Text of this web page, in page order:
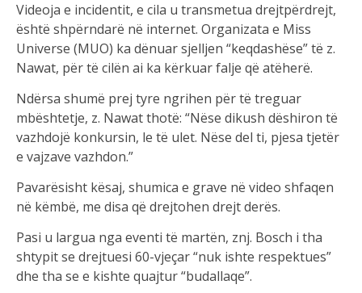
Videoja e incidentit, e cila u transmetua drejtpërdrejt,
është shpërndarë në internet. Organizata e Miss
Universe (MUO) ka dënuar sjelljen “keqdashëse” të z.
Nawat, për të cilën ai ka kërkuar falje që atëherë.
Ndërsa shumë prej tyre ngrihen për të treguar
mbështetje, z. Nawat thotë: “Nëse dikush dëshiron të
vazhdojë konkursin, le të ulet. Nëse del ti, pjesa tjetër
e vajzave vazhdon.”
Pavarësisht kësaj, shumica e grave në video shfaqen
në këmbë, me disa që drejtohen drejt derës.
Pasi u largua nga eventi të martën, znj. Bosch i tha
shtypit se drejtuesi 60-vjeçar “nuk ishte respektues”
dhe tha se e kishte quajtur “budallaqe”.